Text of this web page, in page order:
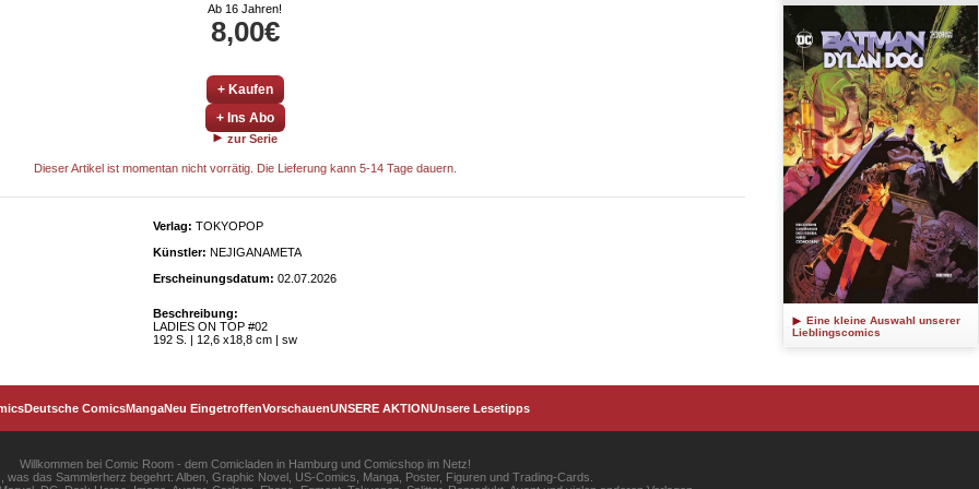
Ab 16 Jahren!
8,00€
+ Kaufen
+ Ins Abo
zur Serie
Dieser Artikel ist momentan nicht vorrätig. Die Lieferung kann 5-14 Tage dauern.
Verlag: TOKYOPOP
Künstler: NEJIGANAMETA
Erscheinungsdatum: 02.07.2026
Beschreibung:
LADIES ON TOP #02
192 S. | 12,6 x18,8 cm | sw
Eine kleine Auswahl unserer
Lieblingscomics
Deutsche ComicsMangaNeu EingetroffenVorschauenUNSERE AKTIONUnsere Lesetipps
Willkommen bei Comic Room - dem Comicladen in Hamburg und Comicshop im Netz!
was das Sammlerherz begehrt: Alben, Graphic Novel, US-Comics, Manga, Poster, Figuren und Trading-Cards.